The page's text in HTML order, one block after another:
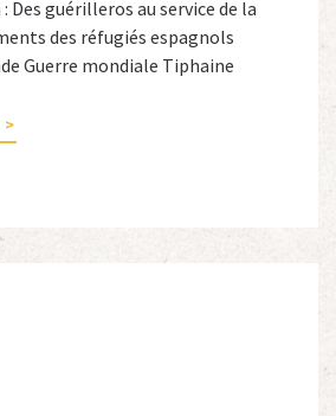
Des guérilleros au service de la
des réfugiés espagnols
Guerre mondiale Tiphaine
en études hispaniques. Elle
contemporaine des
>